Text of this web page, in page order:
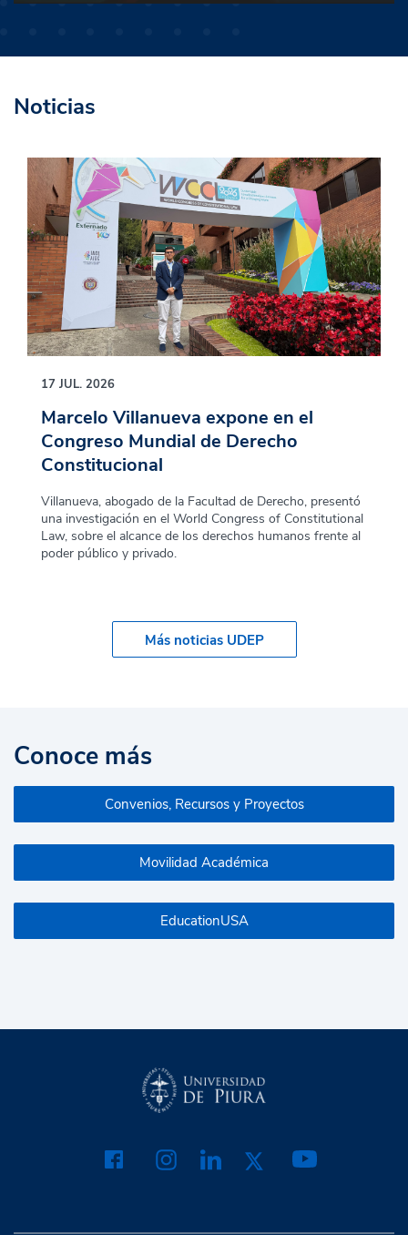
Noticias
17 JUL. 2026
Marcelo Villanueva expone en el
Congreso Mundial de Derecho
Constitucional
Villanueva, abogado de la Facultad de Derecho, presentó
una investigación en el World Congress of Constitutional
Law, sobre el alcance de los derechos humanos frente al
poder público y privado.
Más noticias UDEP
Conoce más
Convenios, Recursos y Proyectos
Movilidad Académica
EducationUSA